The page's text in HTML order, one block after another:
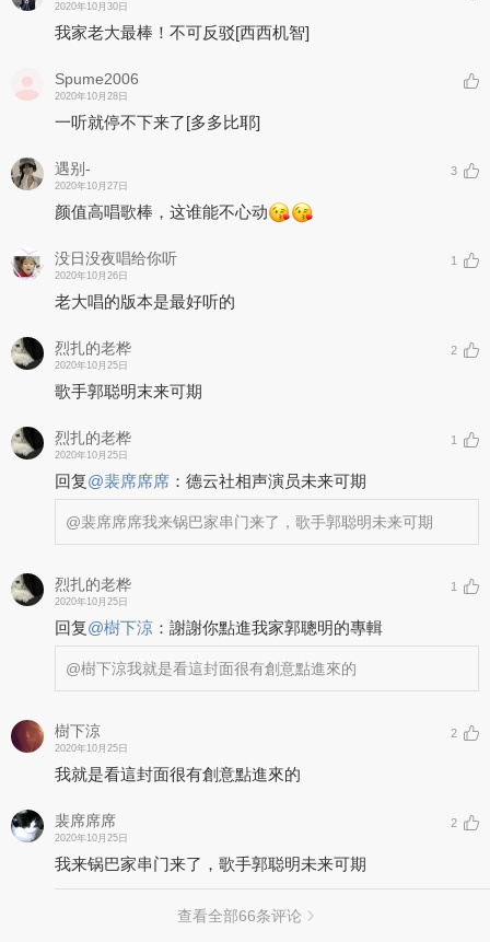
2020年10月30日
我家老大最棒！不可反驳[西西机智]
Spume2006
2020年10月28日
一听就停不下来了[多多比耶]
遇别-
2020年10月27日
3
颜值高唱歌棒，这谁能不心动
没日没夜唱给你听
2020年10月26日
1
老大唱的版本是最好听的
烈扎的老桦
2020年10月25日
2
歌手郭聪明末来可期
烈扎的老桦
2020年10月25日
1
回复@裴席席席 ： 德云社相声演员未来可期
@裴席席席我来锅巴家串门来了，歌手郭聪明未来可期
烈扎的老桦
2020年10月25日
1
回复@樹下涼 ： 謝謝你點進我家郭聰明的專輯
@樹下涼我就是看這封面很有創意點進來的
樹下涼
2020年10月25日
2
我就是看這封面很有創意點進來的
裴席席席
2020年10月25日
2
我来锅巴家串门来了，歌手郭聪明未来可期
查看全部66条评论